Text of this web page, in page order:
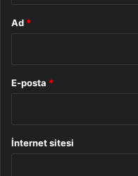
Ad *
E-posta *
İnternet sitesi